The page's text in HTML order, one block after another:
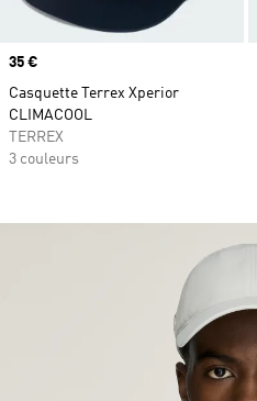
Prix
35 €
Casquette Terrex Xperior
CLIMACOOL
TERREX
3 couleurs